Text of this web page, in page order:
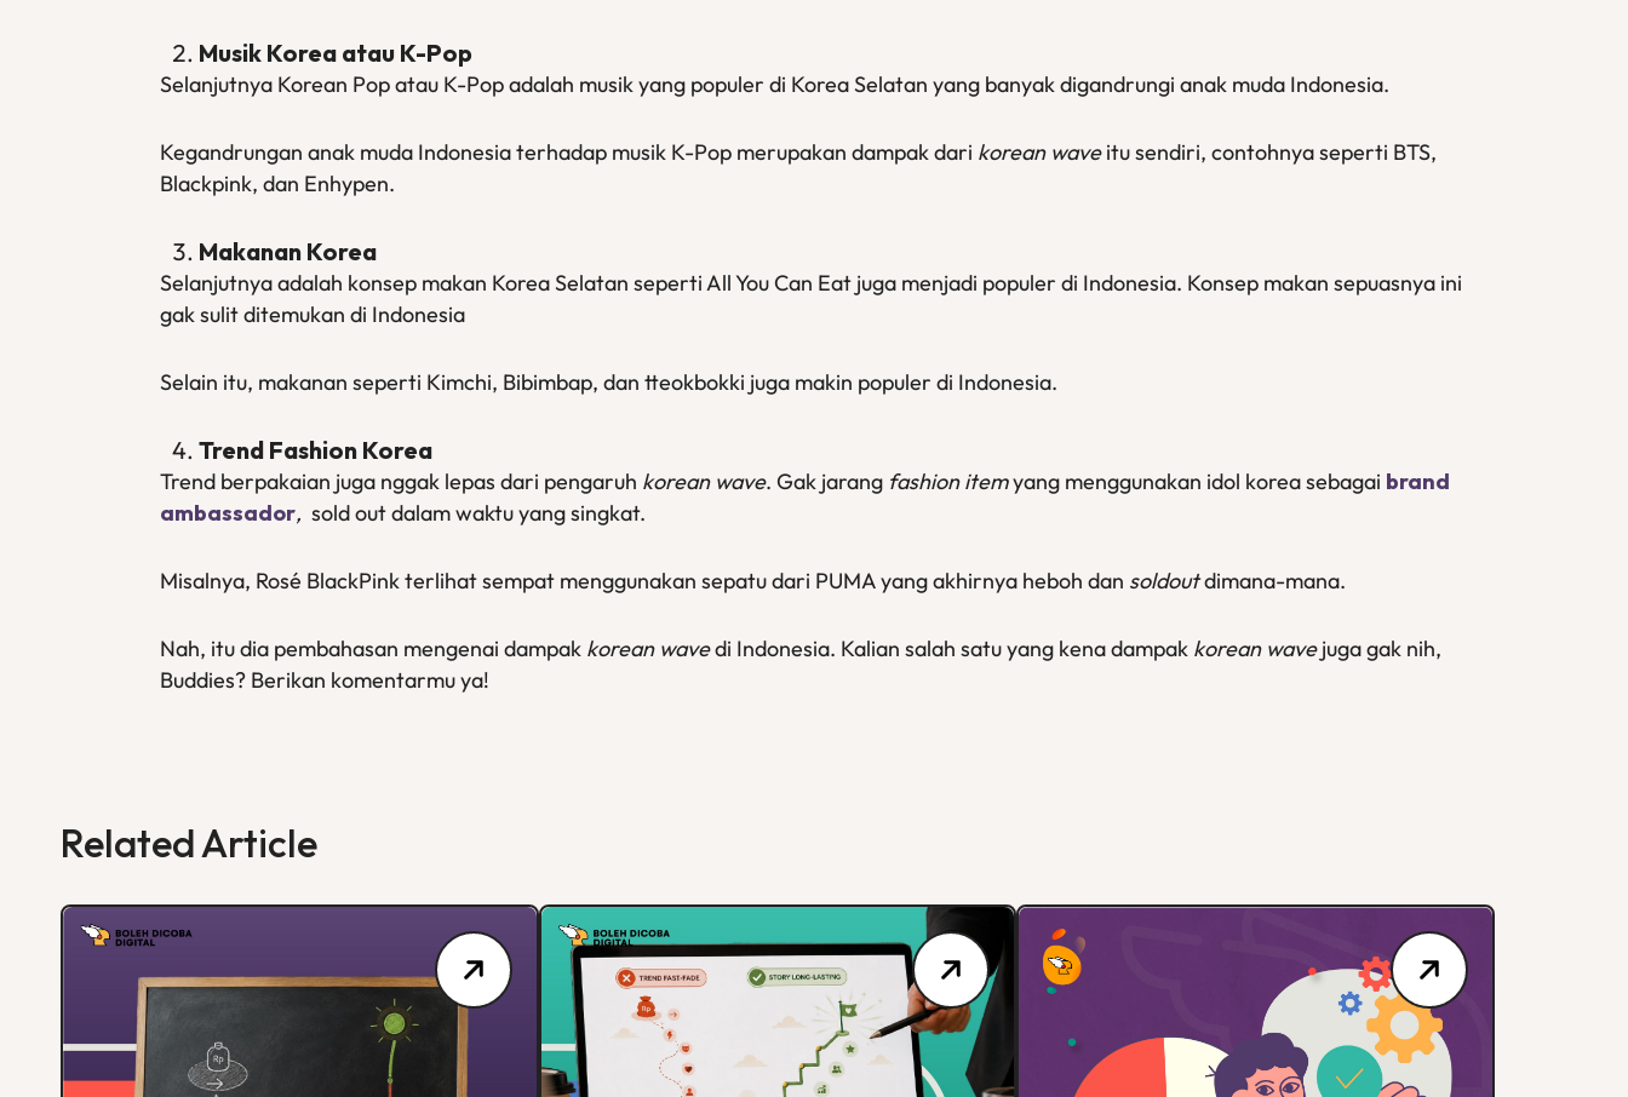
Musik Korea atau K-Pop
Selanjutnya Korean Pop atau K-Pop adalah musik yang populer di Korea Selatan yang banyak digandrungi anak muda Indonesia.
Kegandrungan anak muda Indonesia terhadap musik K-Pop merupakan dampak dari korean waveitu sendiri, contohnya seperti BTS,
Blackpink, dan Enhypen.
Makanan Korea
Selanjutnya adalah konsep makan Korea Selatan seperti All You Can Eat juga menjadi populer di Indonesia. Konsep makan sepuasnya ini
gak sulit ditemukan di Indonesia
Selain itu, makanan seperti Kimchi, Bibimbap, dan tteokbokki juga makin populer di Indonesia.
Trend Fashion Korea
Trend berpakaian juga nggak lepas dari pengaruh korean wave. Gak jarang fashion itemyang menggunakan idol korea sebagai brand
ambassador, sold out dalam waktu yang singkat.
Misalnya, Rosé BlackPink terlihat sempat menggunakan sepatu dari PUMA yang akhirnya heboh dan soldoutdimana-mana.
Nah, itu dia pembahasan mengenai dampak korean wavedi Indonesia. Kalian salah satu yang kena dampak korean wavejuga gak nih,
Buddies? Berikan komentarmu ya!
Related Article